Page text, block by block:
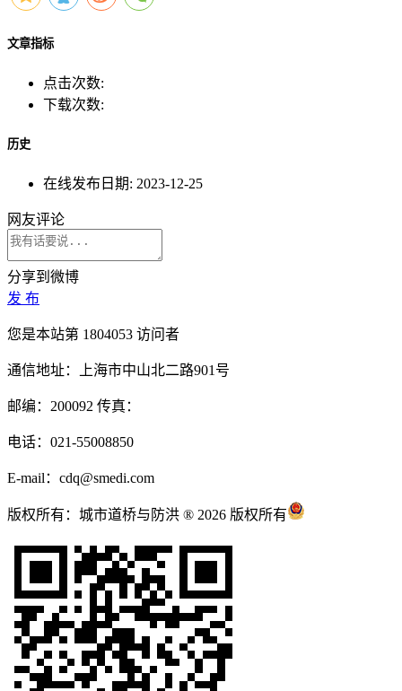
文章指标
点击次数:
下载次数:
历史
在线发布日期: 2023-12-25
网友评论
分享到微博
发 布
您是本站第 1804053 访问者
通信地址：上海市中山北二路901号
邮编：200092 传真：
电话：021-55008850
E-mail：cdq@smedi.com
版权所有：城市道桥与防洪 ® 2026 版权所有